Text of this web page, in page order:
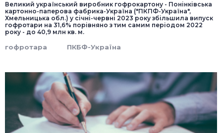
Великий український виробник гофрокартону - Понінківська
картонно-паперова фабрика-Україна ("ПКПФ-Україна",
Хмельницька обл.) у січні-червні 2023 року збільшила випуск
гофротари на 31,6% порівняно з тим самим періодом 2022
року - до 40,9 млн кв. м.
гофротара ПКБФ-Україна